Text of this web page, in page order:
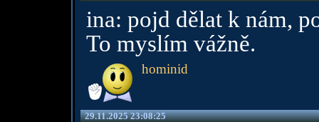
ina: pojd dělat k nám,
To myslím vážně.
hominid
29.11.2025 23:08:25